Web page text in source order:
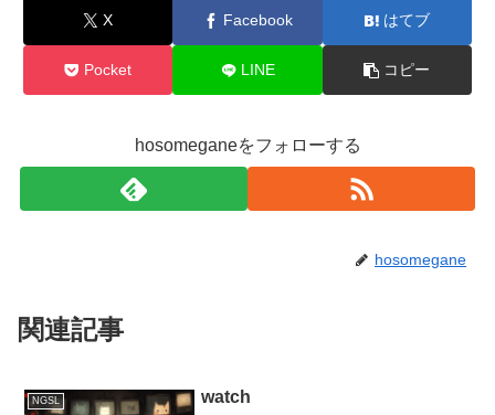
X Facebook はてブ
Pocket LINE コピー
hosomeganeをフォローする
hosomegane
関連記事
NGSL watch